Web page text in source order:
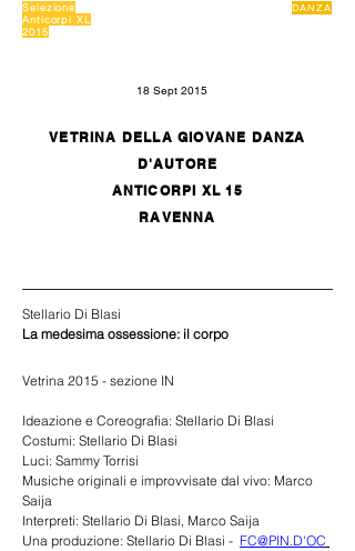
Selezione
Anticorpi XL
2015
DANZA
18 Sept 2015
VETRINA DELLA GIOVANE DANZA
D'AUTORE
ANTICORPI XL 15
RAVENNA
Stellario Di Blasi
La medesima ossessione: il corpo
Vetrina 2015 - sezione IN
Ideazione e Coreografia: Stellario Di Blasi
Costumi: Stellario Di Blasi
Luci: Sammy Torrisi
Musiche originali e improvvisate dal vivo: Marco
Saija
Interpreti: Stellario Di Blasi, Marco Saija
Una produzione: Stellario Di Blasi - FC@PIN.D'OC